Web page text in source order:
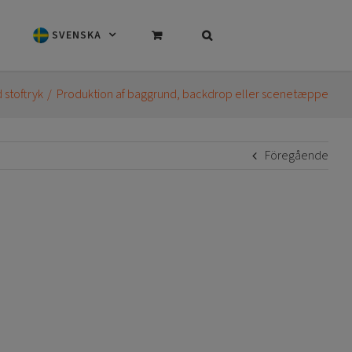
SVENSKA
Produktion af baggrund, backdrop eller scenetæppe
Föregående